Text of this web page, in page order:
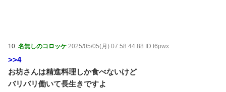
10: 名無しのコロッケ 2025/05/05(月) 07:58:44.88 ID:t6pwx
>>4
お坊さんは精進料理しか食べないけど
バリバリ働いて長生きですよ